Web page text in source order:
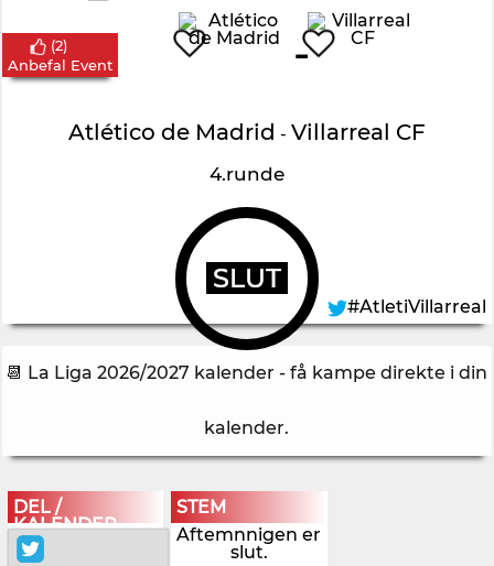
-
Atlético de Madrid - Villarreal CF
4.runde
SLUT
(2)
Anbefal Event
#AtletiVillarreal
📆 La Liga 2026/2027 kalender - få kampe direkte i din
kalender.
DEL /
KALENDER
STEM
Aftemnnigen er
slut.